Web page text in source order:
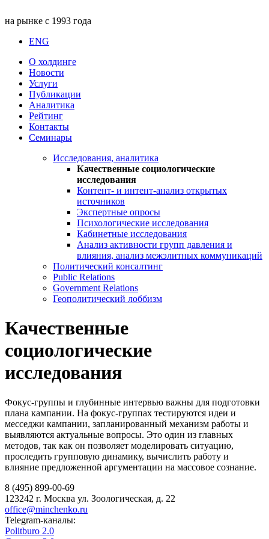
на рынке с 1993 года
ENG
О холдинге
Новости
Услуги
Публикации
Аналитика
Рейтинг
Контакты
Семинары
Исследования, аналитика
Качественные социологические
исследования
Контент- и интент-анализ открытых
источников
Экспертные опросы
Психологические исследования
Кабинетные исследования
Анализ активности групп давления и
влияния, анализ межэлитных коммуникаций
Политический консалтинг
Public Relations
Government Relations
Геополитический лоббизм
Качественные
социологические
исследования
Фокус-группы и глубинные интервью важны для подготовки
плана кампании. На фокус-группах тестируются идеи и
месседжи кампании, запланированный механизм работы и
выявляются актуальные вопросы. Это один из главных
методов, так как он позволяет моделировать ситуацию,
проследить групповую динамику, вычислить работу и
влияние предложенной аргументации на массовое сознание.
8 (495) 899-00-69
123242 г. Москва ул. Зоологическая, д. 22
office@minchenko.ru
Telegram-каналы:
Politburo 2.0